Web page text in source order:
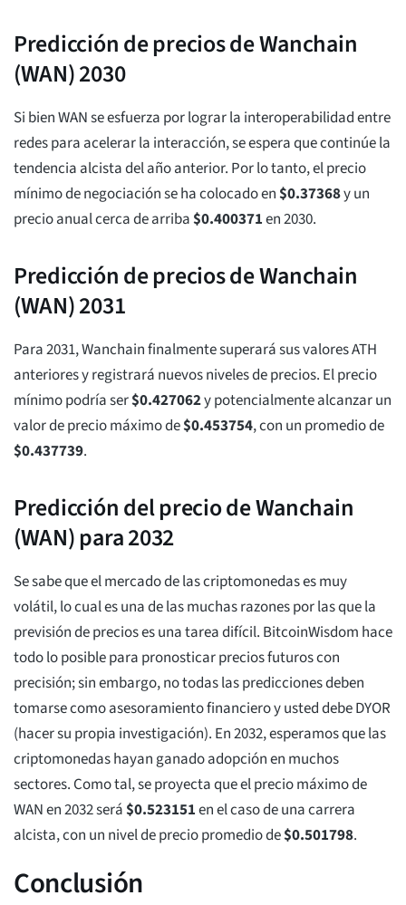
Predicción de precios de Wanchain
(WAN) 2030
Si bien WAN se esfuerza por lograr la interoperabilidad entre
redes para acelerar la interacción, se espera que continúe la
tendencia alcista del año anterior. Por lo tanto, el precio
mínimo de negociación se ha colocado en$0.37368y un
precio anual cerca de arriba$0.400371en 2030.
Predicción de precios de Wanchain
(WAN) 2031
Para 2031, Wanchain finalmente superará sus valores ATH
anteriores y registrará nuevos niveles de precios. El precio
mínimo podría ser$0.427062y potencialmente alcanzar un
valor de precio máximo de$0.453754, con un promedio de
$0.437739.
Predicción del precio de Wanchain
(WAN) para 2032
Se sabe que el mercado de las criptomonedas es muy
volátil, lo cual es una de las muchas razones por las que la
previsión de precios es una tarea difícil. BitcoinWisdom hace
todo lo posible para pronosticar precios futuros con
precisión; sin embargo, no todas las predicciones deben
tomarse como asesoramiento financiero y usted debe DYOR
(hacer su propia investigación). En 2032, esperamos que las
criptomonedas hayan ganado adopción en muchos
sectores. Como tal, se proyecta que el precio máximo de
WAN en 2032 será$0.523151en el caso de una carrera
alcista, con un nivel de precio promedio de$0.501798.
Conclusión